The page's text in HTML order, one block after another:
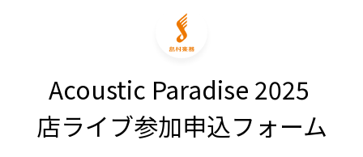
Acoustic Paradise 2025
店ライブ参加申込フォーム